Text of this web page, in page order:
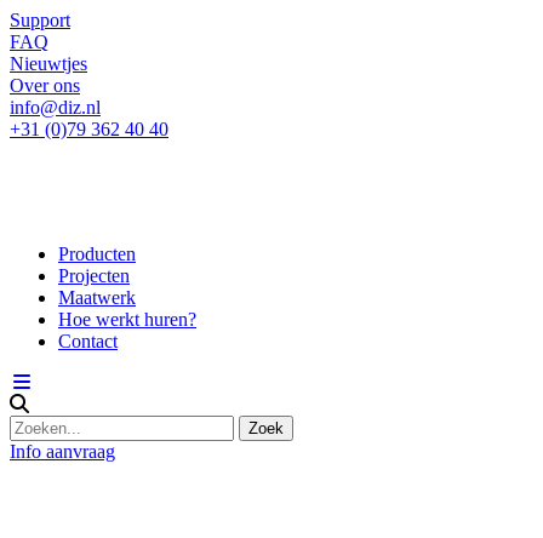
Support
FAQ
Nieuwtjes
Over ons
info@diz.nl
+31 (0)79 362 40 40
Producten
Projecten
Maatwerk
Hoe werkt huren?
Contact
Info aanvraag